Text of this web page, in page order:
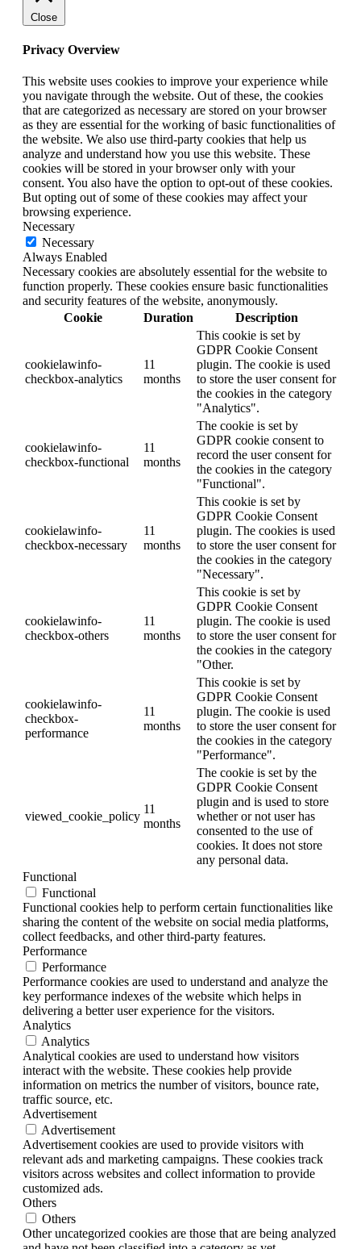
Close
Privacy Overview
This website uses cookies to improve your experience while
you navigate through the website. Out of these, the cookies
that are categorized as necessary are stored on your browser
as they are essential for the working of basic functionalities of
the website. We also use third-party cookies that help us
analyze and understand how you use this website. These
cookies will be stored in your browser only with your
consent. You also have the option to opt-out of these cookies.
But opting out of some of these cookies may affect your
browsing experience.
Necessary
Necessary
Always Enabled
Necessary cookies are absolutely essential for the website to
function properly. These cookies ensure basic functionalities
and security features of the website, anonymously.
Cookie
Duration Description
cookielawinfo-
checkbox-analytics
11
months
This cookie is set by
GDPR Cookie Consent
plugin. The cookie is used
to store the user consent for
the cookies in the category
"Analytics".
cookielawinfo-
checkbox-functional
11
months
The cookie is set by
GDPR cookie consent to
record the user consent for
the cookies in the category
"Functional".
cookielawinfo-
checkbox-necessary
11
months
This cookie is set by
GDPR Cookie Consent
plugin. The cookies is used
to store the user consent for
the cookies in the category
"Necessary".
cookielawinfo-
checkbox-others
11
months
This cookie is set by
GDPR Cookie Consent
plugin. The cookie is used
to store the user consent for
the cookies in the category
"Other.
cookielawinfo-
checkbox-
performance
11
months
This cookie is set by
GDPR Cookie Consent
plugin. The cookie is used
to store the user consent for
the cookies in the category
"Performance".
viewed_cookie_policy
11
months
The cookie is set by the
GDPR Cookie Consent
plugin and is used to store
whether or not user has
consented to the use of
cookies. It does not store
any personal data.
Functional
Functional
Functional cookies help to perform certain functionalities like
sharing the content of the website on social media platforms,
collect feedbacks, and other third-party features.
Performance
Performance
Performance cookies are used to understand and analyze the
key performance indexes of the website which helps in
delivering a better user experience for the visitors.
Analytics
Analytics
Analytical cookies are used to understand how visitors
interact with the website. These cookies help provide
information on metrics the number of visitors, bounce rate,
traffic source, etc.
Advertisement
Advertisement
Advertisement cookies are used to provide visitors with
relevant ads and marketing campaigns. These cookies track
visitors across websites and collect information to provide
customized ads.
Others
Others
Other uncategorized cookies are those that are being analyzed